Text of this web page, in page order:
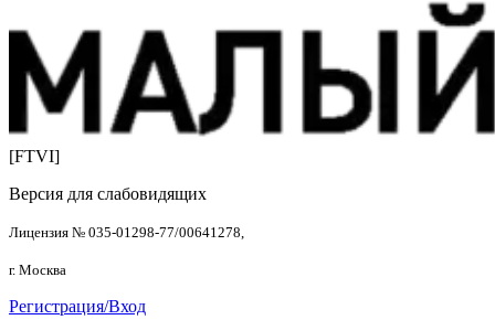
[FTVI]
Версия для слабовидящих
Лицензия № 035-01298-77/00641278,
г. Москва
Регистрация/Вход